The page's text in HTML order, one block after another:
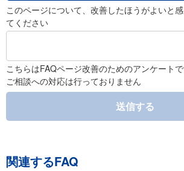
このページについて、改善したほうがよいと
てください
こちらはFAQページ改善のためのアンケート
ご相談への対応は行っておりません
送信する
関連するFAQ